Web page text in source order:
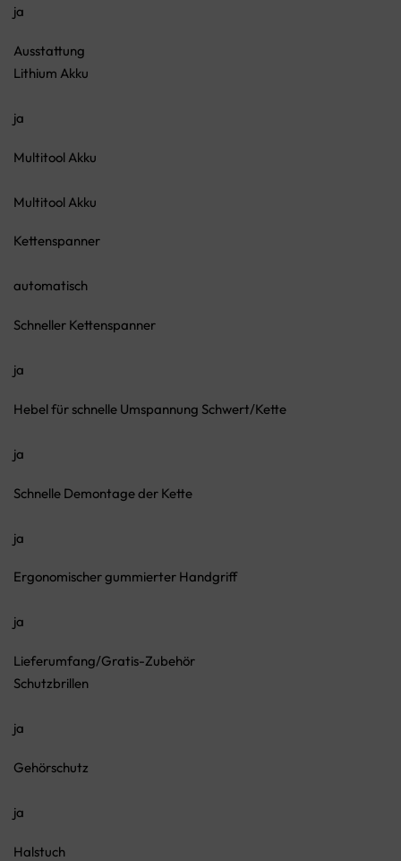
ja
Ausstattung
Lithium Akku
ja
Multitool Akku
Multitool Akku
Kettenspanner
automatisch
Schneller Kettenspanner
ja
Hebel für schnelle Umspannung Schwert/Kette
ja
Schnelle Demontage der Kette
ja
Ergonomischer gummierter Handgriff
ja
Lieferumfang/Gratis-Zubehör
Schutzbrillen
ja
Gehörschutz
ja
Halstuch